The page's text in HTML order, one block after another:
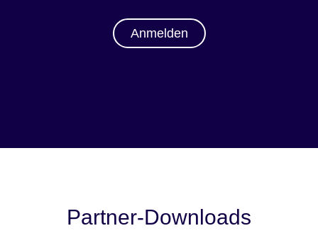
Anmelden
Partner-Downloads